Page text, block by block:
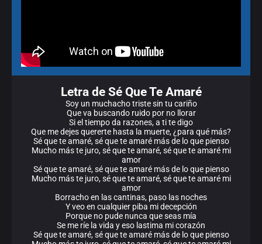
Letra de Sé Que Te Amaré
Soy un muchacho triste sin tu cariño
Que va buscando ruido por no llorar
Si el tiempo da razones, a ti te digo
Que me dejes quererte hasta la muerte, ¿para qué más?
Sé que te amaré, sé que te amaré más de lo que pienso
Mucho más te juro, sé que te amaré, sé que te amaré mi
amor
Sé que te amaré, sé que te amaré más de lo que pienso
Mucho más te juro, sé que te amaré, sé que te amaré mi
amor
Borracho en las cantinas, paso las noches
Y veo en cualquier piba mi decepción
Porque no pude nunca que seas mía
Se me ríe la vida y eso lastima mi corazón
Sé que te amaré, sé que te amaré más de lo que pienso